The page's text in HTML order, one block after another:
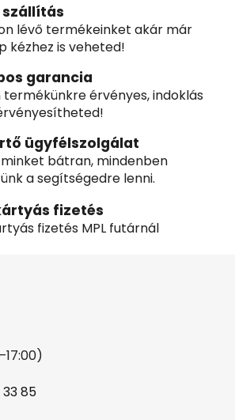
szállítás
lévő termékeinket akár már
kézhez is veheted!
garancia
termékünkre érvényes, indoklás
ügyfélszolgálat
minket bátran, mindenben
a segítségedre lenni.
fizetés
fizetés MPL futárnál
33 85